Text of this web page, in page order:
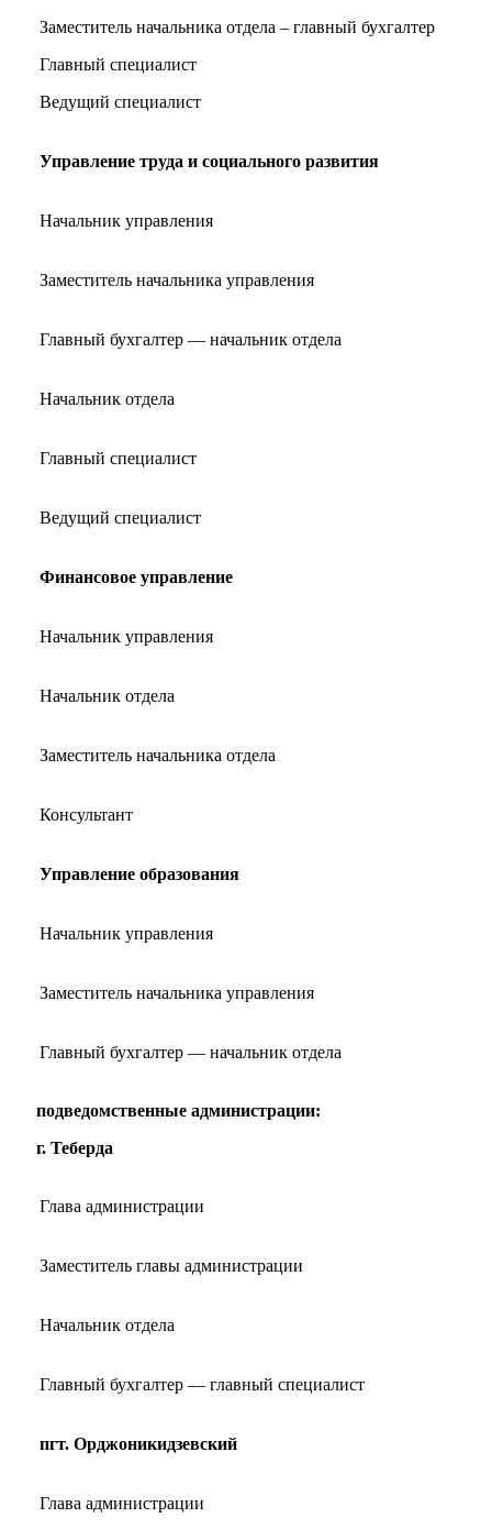
Заместитель начальника отдела – главный бухгалтер
Главный специалист
Ведущий специалист
Управление труда и социального развития
Начальник управления
Заместитель начальника управления
Главный бухгалтер — начальник отдела
Начальник отдела
Главный специалист
Ведущий специалист
Финансовое управление
Начальник управления
Начальник отдела
Заместитель начальника отдела
Консультант
Управление образования
Начальник управления
Заместитель начальника управления
Главный бухгалтер — начальник отдела
подведомственные администрации:
г. Теберда
Глава администрации
Заместитель главы администрации
Начальник отдела
Главный бухгалтер — главный специалист
пгт. Орджоникидзевский
Глава администрации